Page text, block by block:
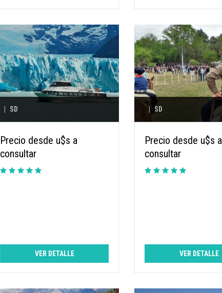
SD
Precio desde u$s a
consultar
VER DETALLE
SD
Precio desde u$s a
consultar
VER DETALLE